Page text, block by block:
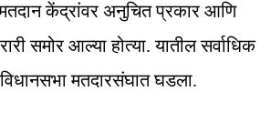
मतदान केंद्रांवर अनुचित प्रकार आणि
समोर आल्या होत्या. यातील सर्वाधिक
मतदारसंघात घडला.